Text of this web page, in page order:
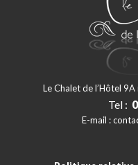
Le Chalet de l’Hôtel
Tel :
E-mail :